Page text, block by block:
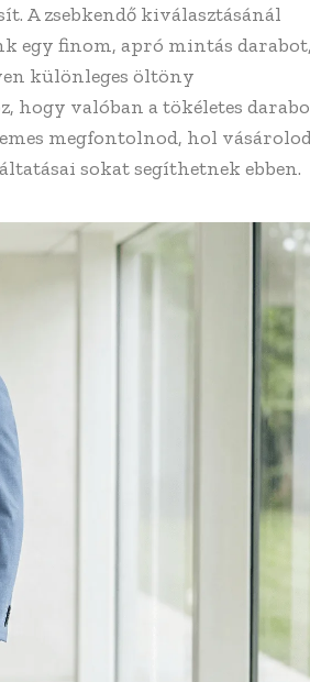
A zsebkendő kiválasztásánál
egy finom, apró mintás darabot,
különleges öltöny
hogy valóban a tökéletes
megfontolnod, hol
sokat segíthetnek ebben.